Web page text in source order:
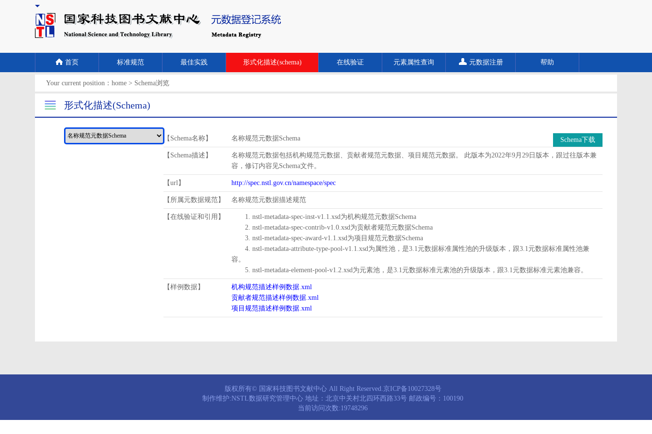
首页 标准规范 最佳实践 形式化描述(schema) 在线验证 元素属性查询 元数据注册 帮助
Your current position： home > Schema浏览
形式化描述(Schema)
【Schema名称】 名称规范元数据Schema Schema下载
【Schema描述】
名称规范元数据包括机构规范元数据、贡献者规范元数据、项目规范元数据。 此版本为2022年9月29日版本，跟过往版本兼
容，修订内容见Schema文件。
【url】 http://spec.nstl.gov.cn/namespace/spec
【所属元数据规范】 名称规范元数据描述规范
【在线验证和引用】
1. nstl-metadata-spec-inst-v1.1.xsd为机构规范元数据Schema
2. nstl-metadata-spec-contrib-v1.0.xsd为贡献者规范元数据Schema
3. nstl-metadata-spec-award-v1.1.xsd为项目规范元数据Schema
4. nstl-metadata-attribute-type-pool-v1.1.xsd为属性池，是3.1元数据标准属性池的升级版本，跟3.1元数据标准属性池兼
容。
5. nstl-metadata-element-pool-v1.2.xsd为元素池，是3.1元数据标准元素池的升级版本，跟3.1元数据标准元素池兼容。
【样例数据】
机构规范描述样例数据.xml
贡献者规范描述样例数据.xml
项目规范描述样例数据.xml
版权所有© 国家科技图书文献中心 All Right Reserved.京ICP备10027328号
制作维护:NSTL数据研究管理中心 地址：北京中关村北四环西路33号 邮政编号：100190
当前访问次数:19748296